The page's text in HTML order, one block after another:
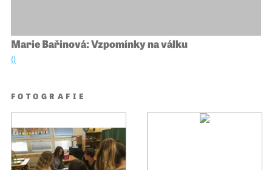
Marie Bařinová: Vzpomínky na válku
()
FOTOGRAFIE